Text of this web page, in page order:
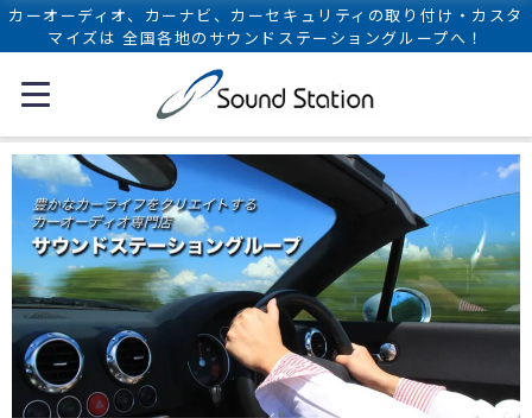
カーオーディオ、カーナビ、カーセキュリティの取り付け・カスタ
マイズは 全国各地のサウンドステーショングループへ！